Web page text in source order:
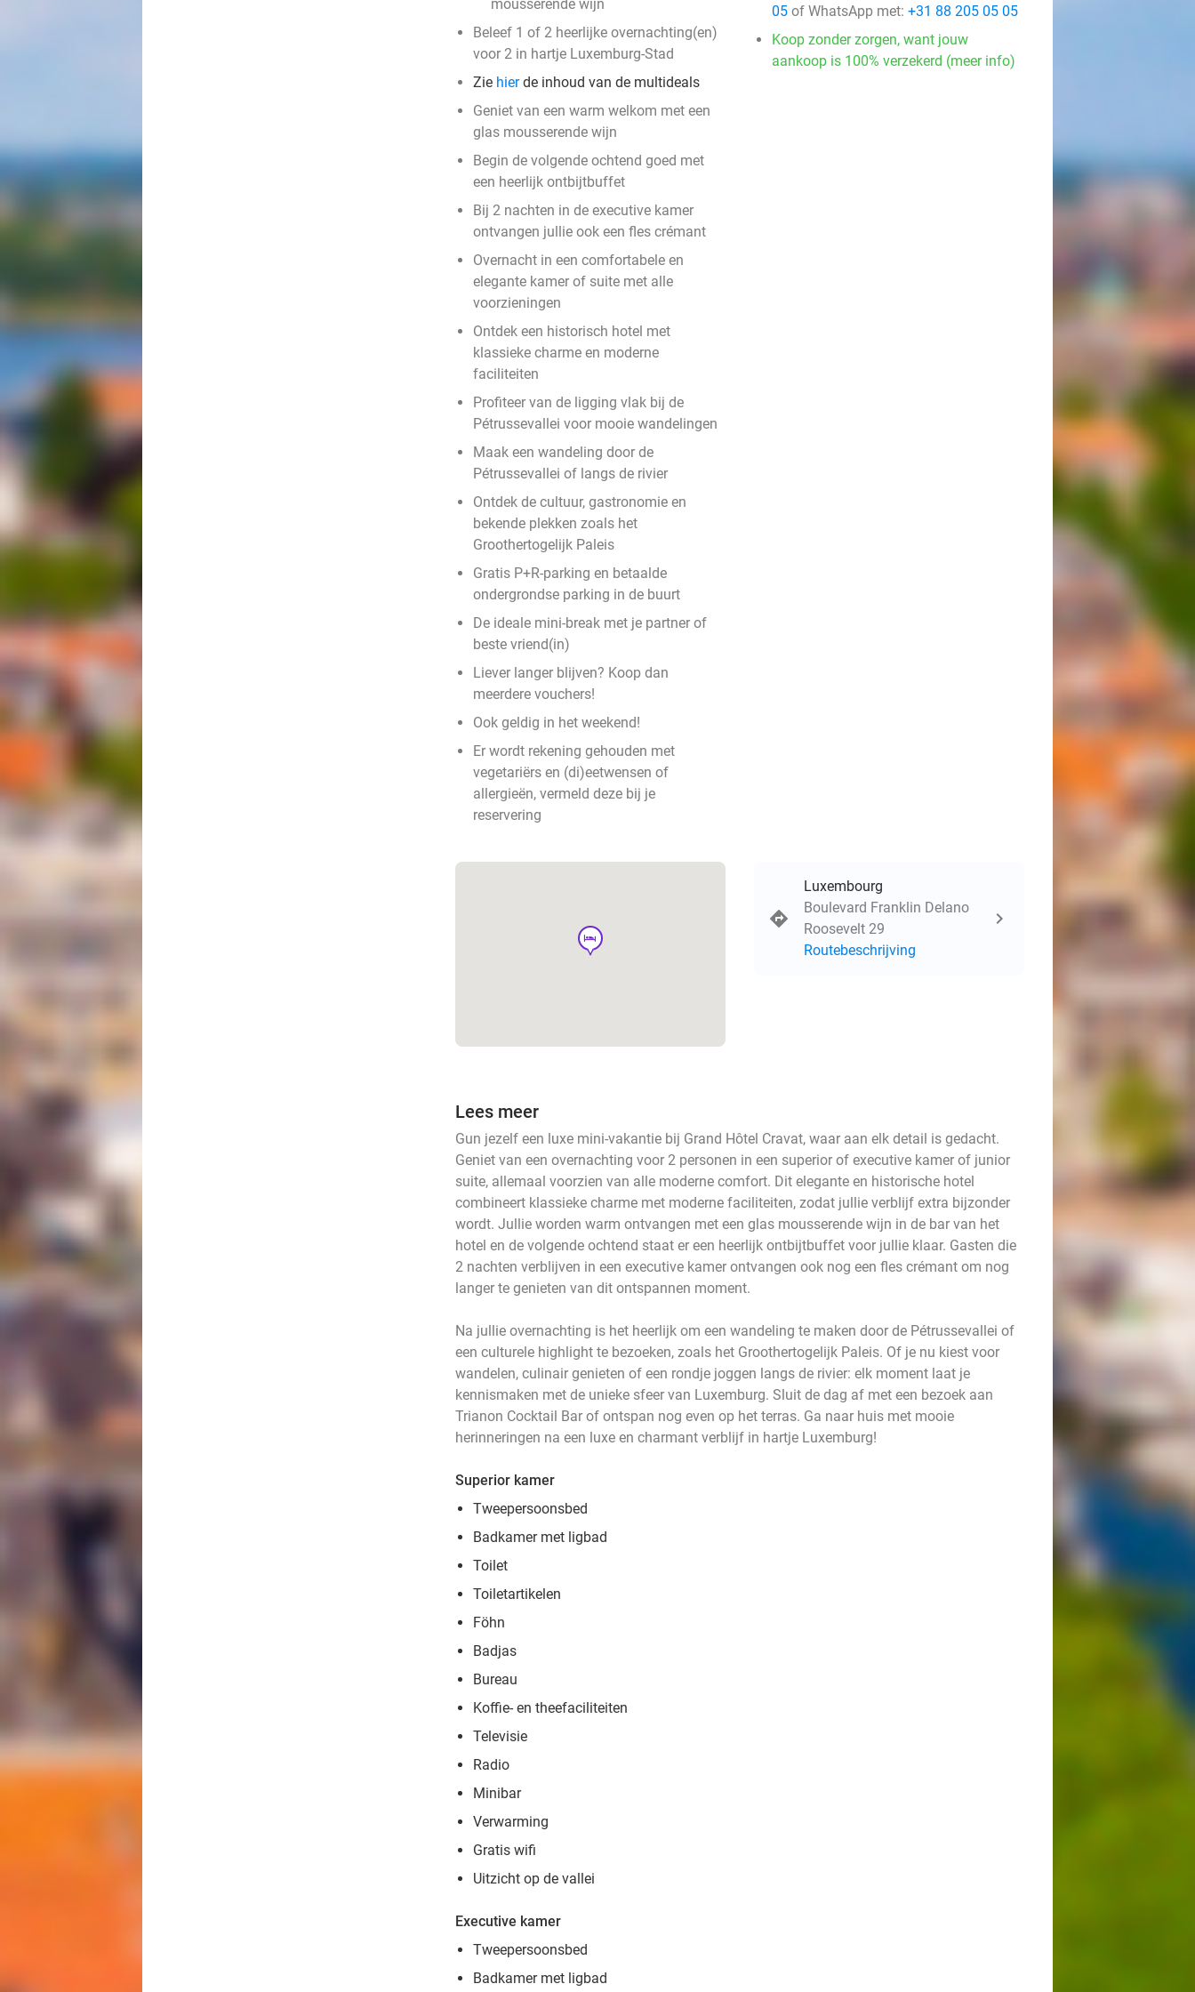
mousserende wijn
Beleef 1 of 2 heerlijke overnachting(en)
voor 2 in hartje Luxemburg-Stad
Zie hierde inhoud van de multideals
Geniet van een warm welkom met een
glas mousserende wijn
Begin de volgende ochtend goed met
een heerlijk ontbijtbuffet
Bij 2 nachten in de executive kamer
ontvangen jullie ook een fles crémant
Overnacht in een comfortabele en
elegante kamer of suite met alle
voorzieningen
Ontdek een historisch hotel met
klassieke charme en moderne
faciliteiten
Profiteer van de ligging vlak bij de
Pétrussevallei voor mooie wandelingen
Maak een wandeling door de
Pétrussevallei of langs de rivier
Ontdek de cultuur, gastronomie en
bekende plekken zoals het
Groothertogelijk Paleis
Gratis P+R-parking en betaalde
ondergrondse parking in de buurt
De ideale mini-break met je partner of
beste vriend(in)
Liever langer blijven? Koop dan
meerdere vouchers!
Ook geldig in het weekend!
Er wordt rekening gehouden met
vegetariërs en (di)eetwensen of
allergieën, vermeld deze bij je
reservering
05 of WhatsApp met: +31 88 205 05 05
Koop zonder zorgen, want jouw
aankoop is 100% verzekerd (meer info)
hotel
Luxembourg
Boulevard Franklin Delano
Roosevelt 29
Routebeschrijving
Lees meer
Gun jezelf een luxe mini-vakantie bij Grand Hôtel Cravat, waar aan elk detail is gedacht.
Geniet van een overnachting voor 2 personen in een superior of executive kamer of junior
suite, allemaal voorzien van alle moderne comfort. Dit elegante en historische hotel
combineert klassieke charme met moderne faciliteiten, zodat jullie verblijf extra bijzonder
wordt. Jullie worden warm ontvangen met een glas mousserende wijn in de bar van het
hotel en de volgende ochtend staat er een heerlijk ontbijtbuffet voor jullie klaar. Gasten die
2 nachten verblijven in een executive kamer ontvangen ook nog een fles crémant om nog
langer te genieten van dit ontspannen moment.
Na jullie overnachting is het heerlijk om een wandeling te maken door de Pétrussevallei of
een culturele highlight te bezoeken, zoals het Groothertogelijk Paleis. Of je nu kiest voor
wandelen, culinair genieten of een rondje joggen langs de rivier: elk moment laat je
kennismaken met de unieke sfeer van Luxemburg. Sluit de dag af met een bezoek aan
Trianon Cocktail Bar of ontspan nog even op het terras. Ga naar huis met mooie
herinneringen na een luxe en charmant verblijf in hartje Luxemburg!
Superior kamer
Tweepersoonsbed
Badkamer met ligbad
Toilet
Toiletartikelen
Föhn
Badjas
Bureau
Koffie- en theefaciliteiten
Televisie
Radio
Minibar
Verwarming
Gratis wifi
Uitzicht op de vallei
Executive kamer
Tweepersoonsbed
Badkamer met ligbad